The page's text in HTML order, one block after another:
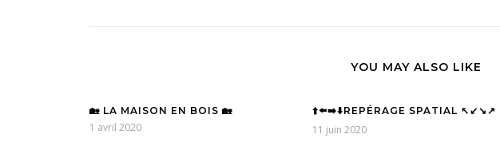
YOU MAY ALSO LIKE
🏡 LA MAISON EN BOIS 🏡
1 avril 2020
⬆️⬅️➡️⬇️REPÉRAGE SPATIAL ↖️↙️↘️↗️
11 juin 2020